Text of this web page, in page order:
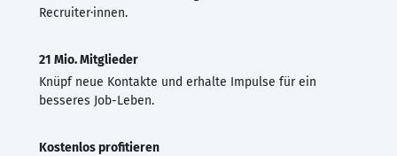
Recruiter·innen.
21 Mio. Mitglieder
Knüpf neue Kontakte und erhalte Impulse für ein
besseres Job-Leben.
Kostenlos profitieren